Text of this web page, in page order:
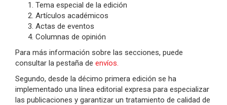
Tema especial de la edición
Artículos académicos
Actas de eventos
Columnas de opinión
Para más información sobre las secciones, puede
consultar la pestaña de envíos.
Segundo, desde la décimo primera edición se ha
implementado una línea editorial expresa para especializar
las publicaciones y garantizar un tratamiento de calidad de